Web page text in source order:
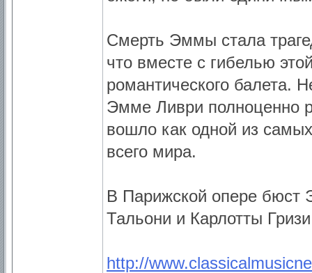
Смерть Эммы стала
что вместе с гибелью
романтического балета.
Эмме Ливри полноценно
вошло как одной из
всего мира.
В Парижской опере
Тальони и Карлотты
http://